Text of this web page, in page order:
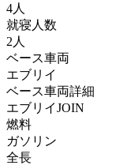
4人
就寝人数
2人
ベース車両
エブリイ
ベース車両詳細
エブリイJOIN
燃料
ガソリン
全長